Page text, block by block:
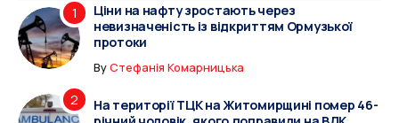
Ціни на нафту зростають через
невизначеність із відкриттям Ормузької
протоки
ByСтефанія Комарницька
На території ТЦК на Житомирщині помер 46-